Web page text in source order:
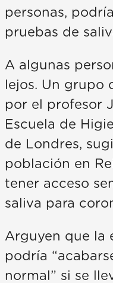
personas,
pruebas de
A algunas
lejos. Un grupo
por el profesor
Escuela de
de Londres,
población en
tener acceso
saliva para
Arguyen que la
podría
normal” si se